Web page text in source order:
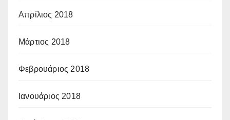
Απρίλιος 2018
Μάρτιος 2018
Φεβρουάριος 2018
Ιανουάριος 2018